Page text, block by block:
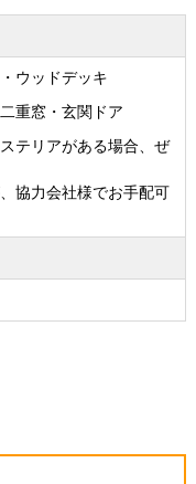
・ウッドデッキ
重窓 ・玄関ドア
テリアがある場合、ぜ
協力会社様でお手配可